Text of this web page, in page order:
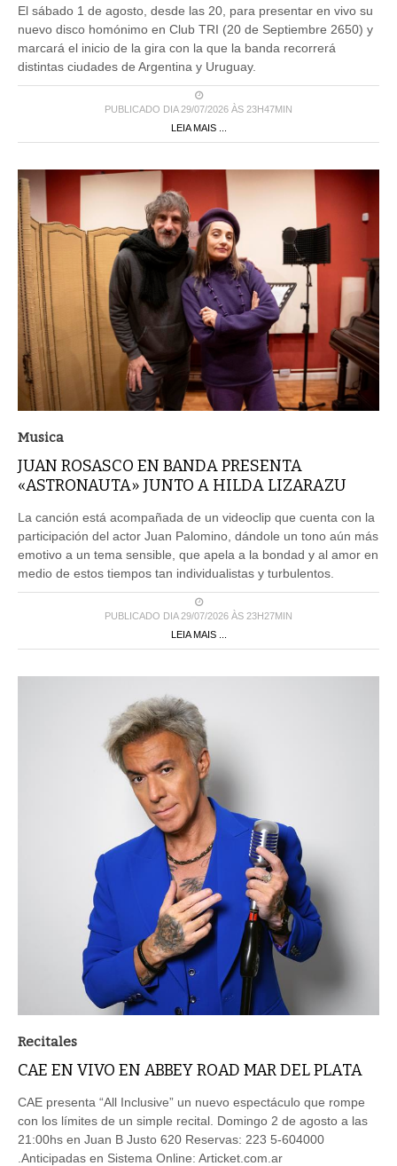
El sábado 1 de agosto, desde las 20, para presentar en vivo su
nuevo disco homónimo en Club TRI (20 de Septiembre 2650) y
marcará el inicio de la gira con la que la banda recorrerá
distintas ciudades de Argentina y Uruguay.
PUBLICADO DIA 29/07/2026 ÀS 23H47MIN
LEIA MAIS ...
Musica
JUAN ROSASCO EN BANDA PRESENTA
«ASTRONAUTA» JUNTO A HILDA LIZARAZU
La canción está acompañada de un videoclip que cuenta con la
participación del actor Juan Palomino, dándole un tono aún más
emotivo a un tema sensible, que apela a la bondad y al amor en
medio de estos tiempos tan individualistas y turbulentos.
PUBLICADO DIA 29/07/2026 ÀS 23H27MIN
LEIA MAIS ...
Recitales
CAE EN VIVO EN ABBEY ROAD MAR DEL PLATA
CAE presenta “All Inclusive” un nuevo espectáculo que rompe
con los límites de un simple recital. Domingo 2 de agosto a las
21:00hs en Juan B Justo 620 Reservas: 223 5-604000
.Anticipadas en Sistema Online: Articket.com.ar